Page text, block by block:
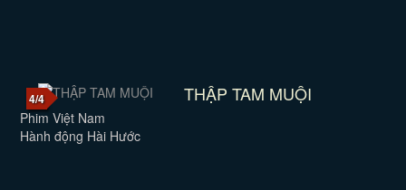
4/4 THẬP TAM MUỘI
Phim Việt Nam
Hành động Hài Hước